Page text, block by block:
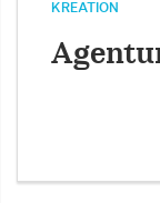
KREATION